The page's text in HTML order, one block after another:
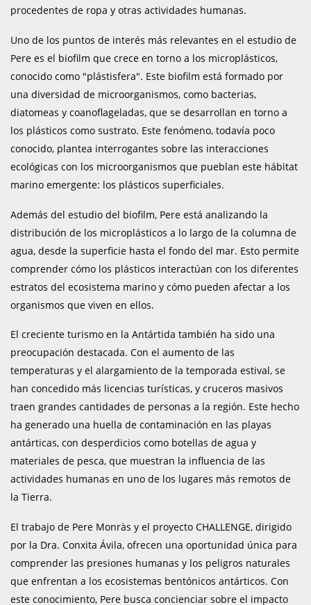
procedentes de ropa y otras actividades humanas.
Uno de los puntos de interés más relevantes en el estudio de
Pere es el biofilm que crece en torno a los microplásticos,
conocido como "plástisfera". Este biofilm está formado por
una diversidad de microorganismos, como bacterias,
diatomeas y coanoflageladas, que se desarrollan en torno a
los plásticos como sustrato. Este fenómeno, todavía poco
conocido, plantea interrogantes sobre las interacciones
ecológicas con los microorganismos que pueblan este hábitat
marino emergente: los plásticos superficiales.
Además del estudio del biofilm, Pere está analizando la
distribución de los microplásticos a lo largo de la columna de
agua, desde la superficie hasta el fondo del mar. Esto permite
comprender cómo los plásticos interactúan con los diferentes
estratos del ecosistema marino y cómo pueden afectar a los
organismos que viven en ellos.
El creciente turismo en la Antártida también ha sido una
preocupación destacada. Con el aumento de las
temperaturas y el alargamiento de la temporada estival, se
han concedido más licencias turísticas, y cruceros masivos
traen grandes cantidades de personas a la región. Este hecho
ha generado una huella de contaminación en las playas
antárticas, con desperdicios como botellas de agua y
materiales de pesca, que muestran la influencia de las
actividades humanas en uno de los lugares más remotos de
la Tierra.
El trabajo de Pere Monràs y el proyecto CHALLENGE, dirigido
por la Dra. Conxita Ávila, ofrecen una oportunidad única para
comprender las presiones humanas y los peligros naturales
que enfrentan a los ecosistemas bentónicos antárticos. Con
este conocimiento, Pere busca concienciar sobre el impacto